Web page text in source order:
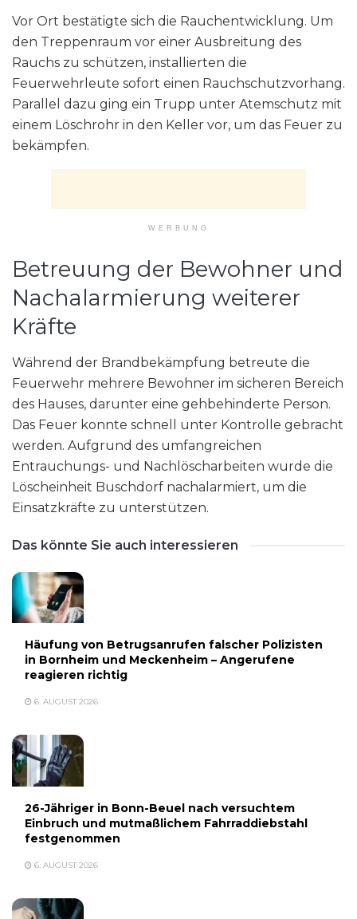
Vor Ort bestätigte sich die Rauchentwicklung. Um
den Treppenraum vor einer Ausbreitung des
Rauchs zu schützen, installierten die
Feuerwehrleute sofort einen Rauchschutzvorhang.
Parallel dazu ging ein Trupp unter Atemschutz mit
einem Löschrohr in den Keller vor, um das Feuer zu
bekämpfen.
WERBUNG
Betreuung der Bewohner und
Nachalarmierung weiterer
Kräfte
Während der Brandbekämpfung betreute die
Feuerwehr mehrere Bewohner im sicheren Bereich
des Hauses, darunter eine gehbehinderte Person.
Das Feuer konnte schnell unter Kontrolle gebracht
werden. Aufgrund des umfangreichen
Entrauchungs- und Nachlöscharbeiten wurde die
Löscheinheit Buschdorf nachalarmiert, um die
Einsatzkräfte zu unterstützen.
Das könnte Sie auch interessieren
Häufung von Betrugsanrufen falscher Polizisten
in Bornheim und Meckenheim – Angerufene
reagieren richtig
6. AUGUST 2026
26-Jähriger in Bonn-Beuel nach versuchtem
Einbruch und mutmaßlichem Fahrraddiebstahl
festgenommen
6. AUGUST 2026